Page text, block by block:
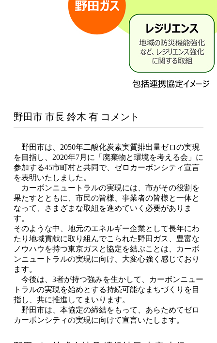
野田市 市長 鈴木 有 コメント
野田市は、2050年二酸化炭素実質排出量ゼロの実現
を目指し、2020年7月に「廃棄物と環境を考える会」に
参加する45市町村と共同で、ゼロカーボンシティ宣言
を表明いたしました。
カーボンニュートラルの実現には、市がその役割を
果たすとともに、市民の皆様、事業者の皆様と一体と
なって、さまざまな取組を進めていく必要がありま
す。
そのような中、地元のエネルギー企業として長年にわ
たり地域貢献に取り組んでこられた野田ガス、豊富な
ノウハウを持つ東京ガスと協定を結ぶことは、カーボ
ンニュートラルの実現に向け、大変心強く感じており
ます。
今後は、3者が持つ強みを生かして、カーボンニュー
トラルの実現を始めとする持続可能なまちづくりを目
指し、共に推進してまいります。
野田市は、本協定の締結をもって、あらためてゼロ
カーボンシティの実現に向けて宣言いたします。